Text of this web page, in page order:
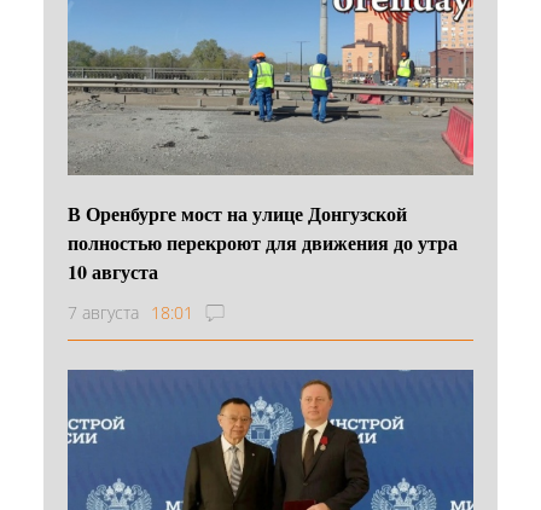
В Оренбурге мост на улице Донгузской
полностью перекроют для движения до утра
10 августа
7 августа 18:01